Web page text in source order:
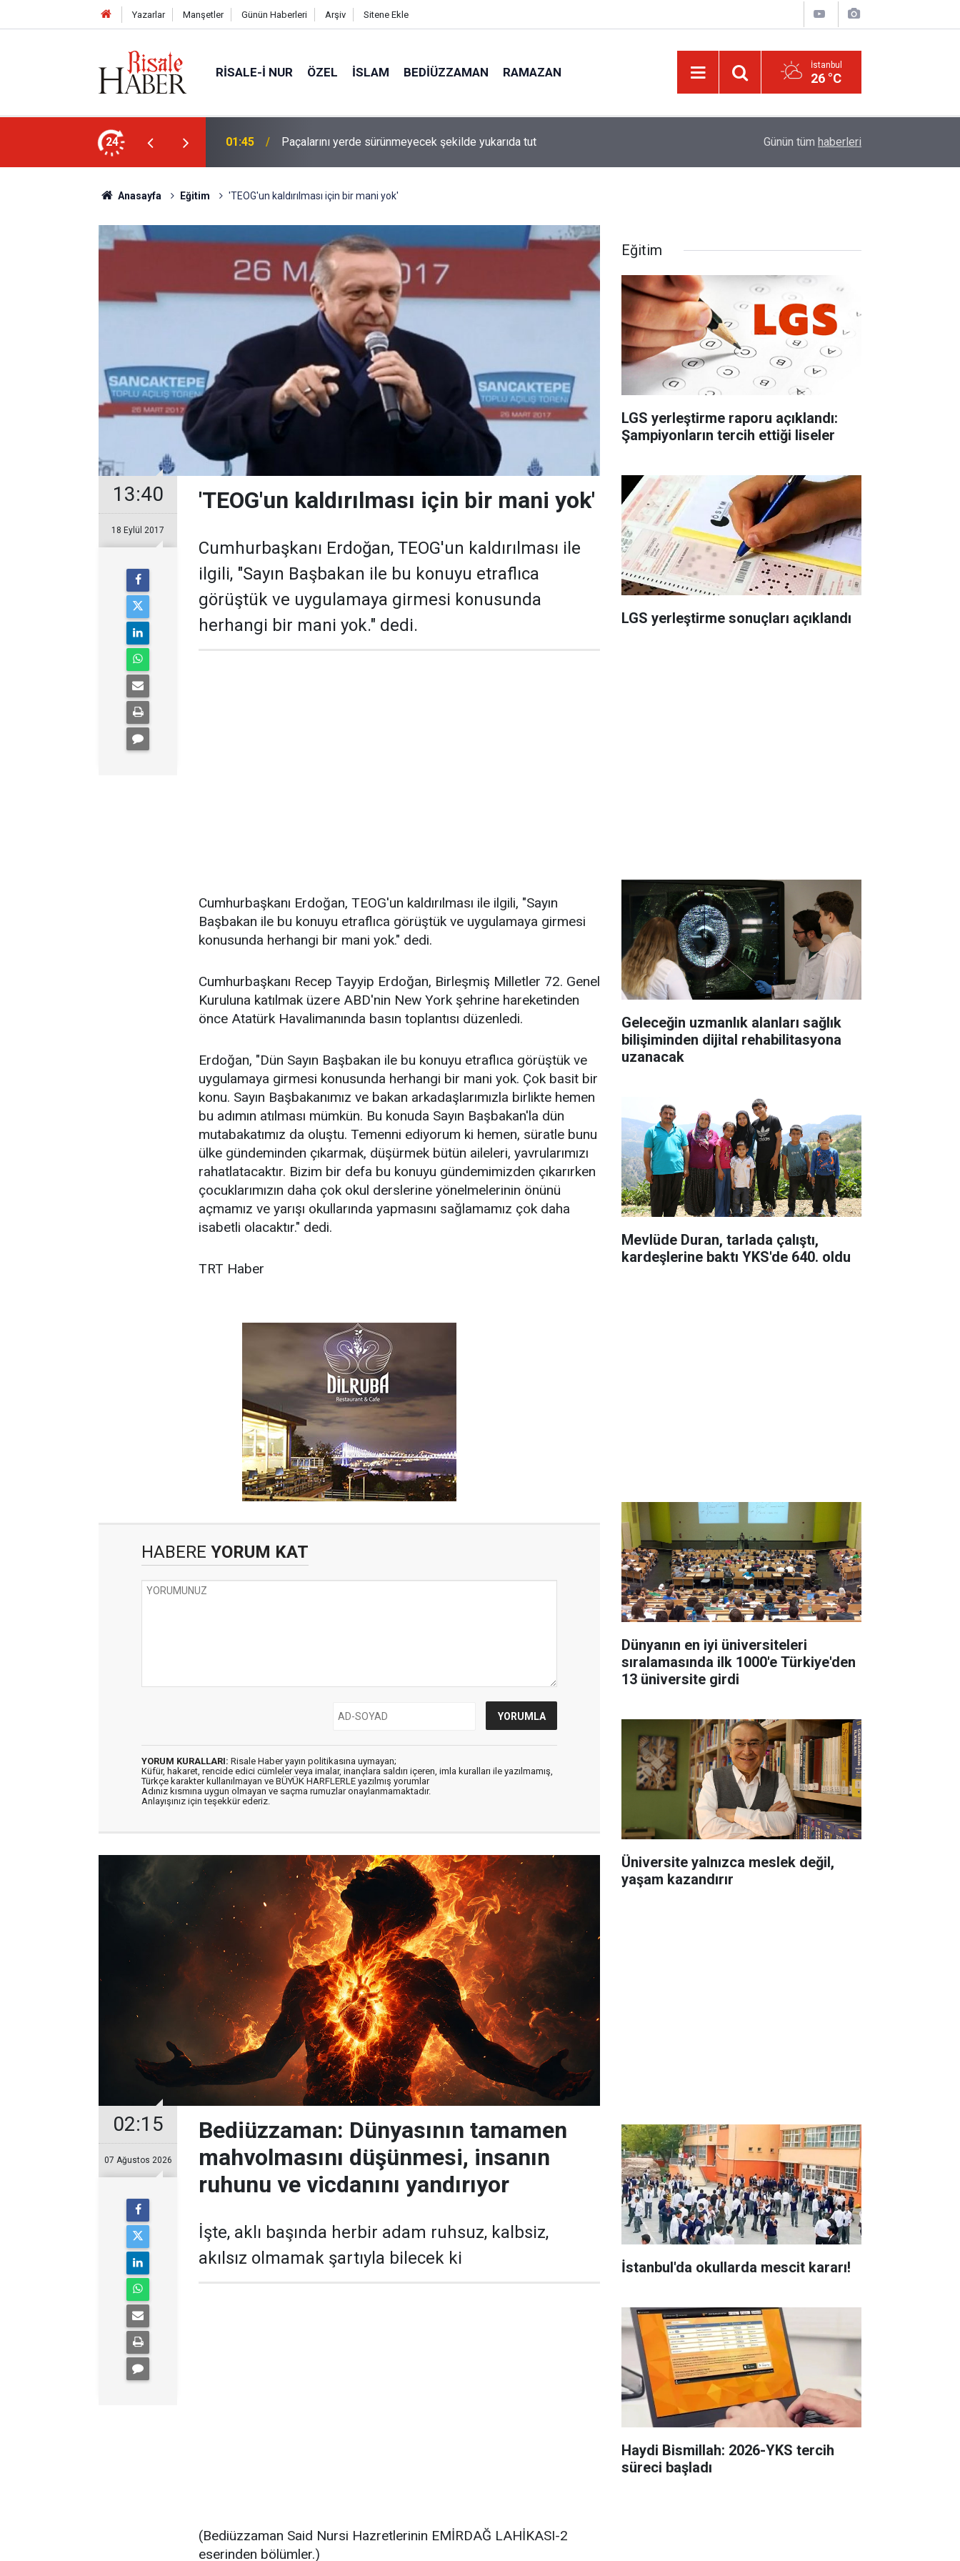
Yazarlar Manşetler Günün Haberleri Arşiv Sitene Ekle
RISALE-I NUR ÖZEL İSLAM BEDIÜZZAMAN RAMAZAN İstanbul
26 °C
24
mahvolmasını düşünmesi, insanın ruhunu
01:45 Paçalarını yerde sürünmeyecek şekilde yukarıda tut Güldüren de O’dur, ağlatan da O’dur, öldüren de
Günün tüm haberleri
Anasayfa Eğitim 'TEOG'un kaldırılması için bir mani yok'
13:40
18 Eylül 2017
'TEOG'un kaldırılması için bir mani yok'
Cumhurbaşkanı Erdoğan, TEOG'un kaldırılması ile
ilgili, "Sayın Başbakan ile bu konuyu etraflıca
görüştük ve uygulamaya girmesi konusunda
herhangi bir mani yok." dedi.
Cumhurbaşkanı Erdoğan, TEOG'un kaldırılması ile ilgili, "Sayın
Başbakan ile bu konuyu etraflıca görüştük ve uygulamaya girmesi
konusunda herhangi bir mani yok." dedi.
Cumhurbaşkanı Recep Tayyip Erdoğan, Birleşmiş Milletler 72. Genel
Kuruluna katılmak üzere ABD'nin New York şehrine hareketinden
önce Atatürk Havalimanında basın toplantısı düzenledi.
Erdoğan, "Dün Sayın Başbakan ile bu konuyu etraflıca görüştük ve
uygulamaya girmesi konusunda herhangi bir mani yok. Çok basit bir
konu. Sayın Başbakanımız ve bakan arkadaşlarımızla birlikte hemen
bu adımın atılması mümkün. Bu konuda Sayın Başbakan'la dün
mutabakatımız da oluştu. Temenni ediyorum ki hemen, süratle bunu
ülke gündeminden çıkarmak, düşürmek bütün aileleri, yavrularımızı
rahatlatacaktır. Bizim bir defa bu konuyu gündemimizden çıkarırken
çocuklarımızın daha çok okul derslerine yönelmelerinin önünü
açmamız ve yarışı okullarında yapmasını sağlamamız çok daha
isabetli olacaktır." dedi.
TRT Haber
HABERE YORUM KAT
YORUM KURALLARI: Risale Haber yayın politikasına uymayan;
Küfür, hakaret, rencide edici cümleler veya imalar, inançlara saldırı içeren, imla kuralları ile yazılmamış,
Türkçe karakter kullanılmayan ve BÜYÜK HARFLERLE yazılmış yorumlar
Adınız kısmına uygun olmayan ve saçma rumuzlar onaylanmamaktadır.
Anlayışınız için teşekkür ederiz.
02:15
07 Ağustos 2026
Bediüzzaman: Dünyasının tamamen
mahvolmasını düşünmesi, insanın
ruhunu ve vicdanını yandırıyor
İşte, aklı başında herbir adam ruhsuz, kalbsiz,
akılsız olmamak şartıyla bilecek ki
(Bediüzzaman Said Nursi Hazretlerinin EMİRDAĞ LAHİKASI-2
eserinden bölümler.)
Eğitim
LGS yerleştirme raporu açıklandı:
Şampiyonların tercih ettiği liseler
LGS yerleştirme sonuçları açıklandı
Geleceğin uzmanlık alanları sağlık
bilişiminden dijital rehabilitasyona
uzanacak
Mevlüde Duran, tarlada çalıştı,
kardeşlerine baktı YKS'de 640. oldu
Dünyanın en iyi üniversiteleri
sıralamasında ilk 1000'e Türkiye'den
13 üniversite girdi
Üniversite yalnızca meslek değil,
yaşam kazandırır
İstanbul'da okullarda mescit kararı!
Haydi Bismillah: 2026-YKS tercih
süreci başladı